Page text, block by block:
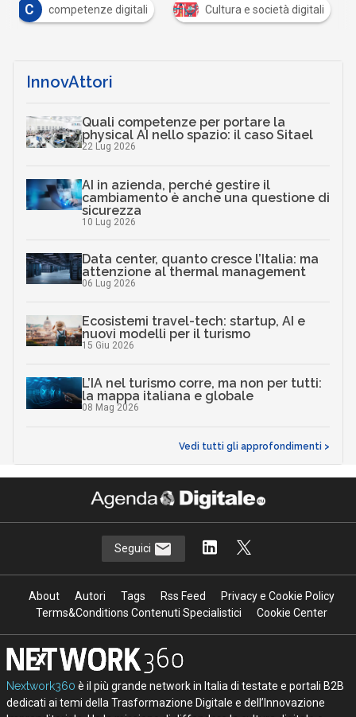
C competenze digitali Cultura e società digitali
InnovAttori
Quali competenze per portare la
physical AI nello spazio: il caso Sitael
22 Lug 2026
AI in azienda, perché gestire il
cambiamento è anche una questione di
sicurezza
10 Lug 2026
Data center, quanto cresce l’Italia: ma
attenzione al thermal management
06 Lug 2026
Ecosistemi travel-tech: startup, AI e
nuovi modelli per il turismo
15 Giu 2026
L’IA nel turismo corre, ma non per tutti:
la mappa italiana e globale
08 Mag 2026
Vedi tutti gli approfondimenti >
Seguici
About Autori Tags Rss Feed
Privacy e Cookie Policy
Terms&Conditions Contenuti Specialistici
Cookie Center
Nextwork360 è il più grande network in Italia di testate e portali B2B
dedicati ai temi della Trasformazione Digitale e dell’Innovazione